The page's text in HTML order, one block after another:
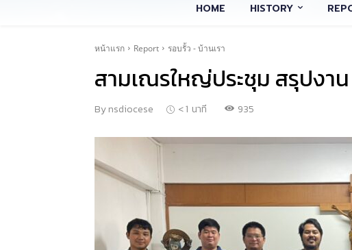
HOME HISTORY
หน้าแรก Report รอบรั้ว - บ้านเรา
สามเณรใหญ่ประชุม สรุปงา
Bynsdiocese < 1 นาที 935